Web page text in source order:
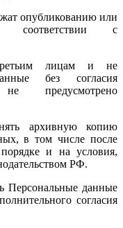
опубликованию или
соответствии с
лицам и не
без согласия
предусмотрено
архивную копию
в том числе после
и на условия,
РФ.
Персональные данные
согласия